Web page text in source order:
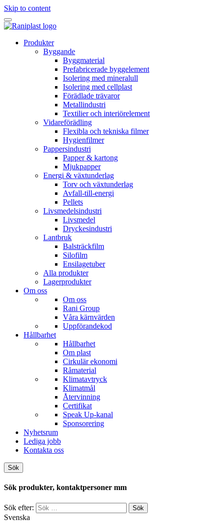
Skip to content
Produkter
Byggande
Byggmaterial
Prefabricerade byggelement
Isolering med mineralull
Isolering med cellplast
Förädlade trävaror
Metallindustri
Textilier och interiörelement
Vidareförädling
Flexibla och tekniska filmer
Hygienfilmer
Pappersindustri
Papper & kartong
Mjukpapper
Energi & växtunderlag
Torv och växtunderlag
Avfall-till-energi
Pellets
Livsmedelsindustri
Livsmedel
Dryckesindustri
Lantbruk
Balsträckfilm
Silofilm
Ensilagetuber
Alla produkter
Lagerprodukter
Om oss
Om oss
Rani Group
Våra kärnvärden
Uppförandekod
Hållbarhet
Hållbarhet
Om plast
Cirkulär ekonomi
Råmaterial
Klimatavtryck
Klimatmål
Återvinning
Certifikat
Speak Up-kanal
Sponsorering
Nyhetsrum
Lediga jobb
Kontakta oss
Sök
Sök produkter, kontaktpersoner mm
Sök efter:
Svenska